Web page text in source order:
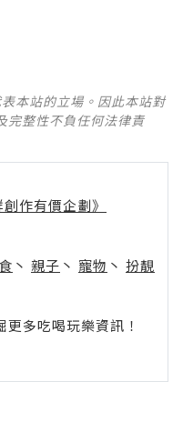
本站的立場。因此本站對
完整性不負任何法律責
作有價企劃》
丶 親子 丶 寵物 丶 扮靚
多吃喝玩樂資訊！